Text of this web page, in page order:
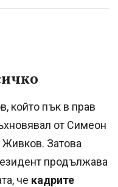
който пък в прав
от Симеон
Живков. Затова
продължава
че кадрите